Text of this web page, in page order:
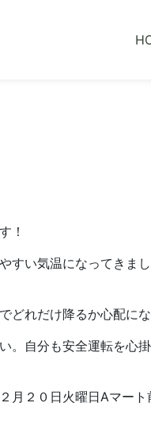
！
すい気温になってきま
どれだけ降るか心配にな
。自分も安全運転を心
月２０日火曜日Aマー